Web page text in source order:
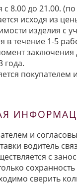
8.00 до 21.00.
исходя из
изделия
в течение 1-5
заключения
года.
и
водитель
с
сверить